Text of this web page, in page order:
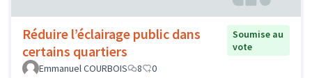
Réduire l’éclairage public dans
certains quartiers
Soumise au
vote
Emmanuel COURBOIS
8 0